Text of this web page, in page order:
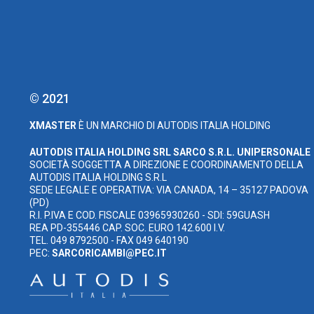
© 2021
XMASTER È UN MARCHIO DI AUTODIS ITALIA HOLDING
AUTODIS ITALIA HOLDING SRLSARCO S.R.L. UNIPERSONALE
SOCIETÀ SOGGETTA A DIREZIONE E COORDINAMENTO DELLA
AUTODIS ITALIA HOLDING S.R.L
SEDE LEGALE E OPERATIVA: VIA CANADA, 14 – 35127 PADOVA
(PD)
R.I. P.IVA E COD. FISCALE 03965930260 - SDI: 59GUASH
REA PD-355446 CAP. SOC. EURO 142.600 I.V.
TEL. 049 8792500 - FAX 049 640190
PEC: SARCORICAMBI@PEC.IT